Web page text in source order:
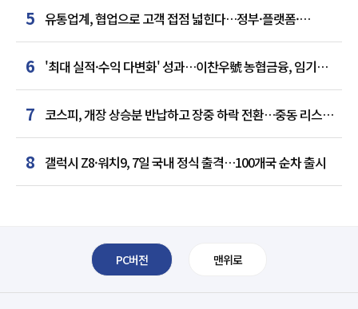
5 유통업계, 협업으로 고객 접점 넓힌다…정부·플랫폼·
인플루언서와 맞손
6 '최대 실적·수익 다변화' 성과…이찬우號 농협금융, 임기
말년 성장 박차
7 코스피, 개장 상승분 반납하고 장중 하락 전환…중동 리스크·
美 경계감
8 갤럭시 Z8·워치9, 7일 국내 정식 출격…100개국 순차 출시
PC버전 맨위로